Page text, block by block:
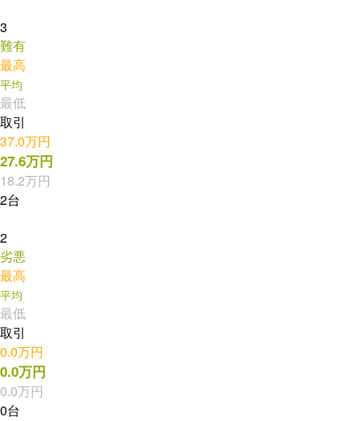
3
難有
最高
平均
最低
取引
37.0万円
27.6万円
18.2万円
2台
2
劣悪
最高
平均
最低
取引
0.0万円
0.0万円
0.0万円
0台